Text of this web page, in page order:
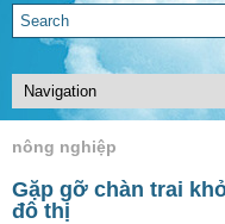
nông nghiệp
Gặp gỡ chàn trai
đô thị